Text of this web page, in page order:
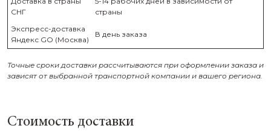
СНГ
страны
Экспресс-доставка
Яндекс GO (Москва)
В день заказа
Точные сроки доставки рассчитываются при оформлении заказа и
зависят от выбранной транспортной компании и вашего региона.
Стоимость доставки